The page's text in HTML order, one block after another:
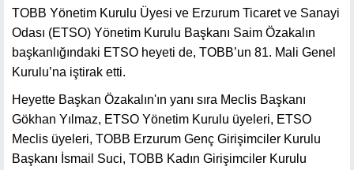
TOBB Yönetim Kurulu Üyesi ve Erzurum Ticaret ve Sanayi
Odası (ETSO) Yönetim Kurulu Başkanı Saim Özakalın
başkanlığındaki ETSO heyeti de, TOBB’un 81. Mali Genel
Kurulu’na iştirak etti.
Heyette Başkan Özakalın'ın yanı sıra Meclis Başkanı
Gökhan Yılmaz, ETSO Yönetim Kurulu üyeleri, ETSO
Meclis üyeleri, TOBB Erzurum Genç Girişimciler Kurulu
Başkanı İsmail Suci, TOBB Kadın Girişimciler Kurulu